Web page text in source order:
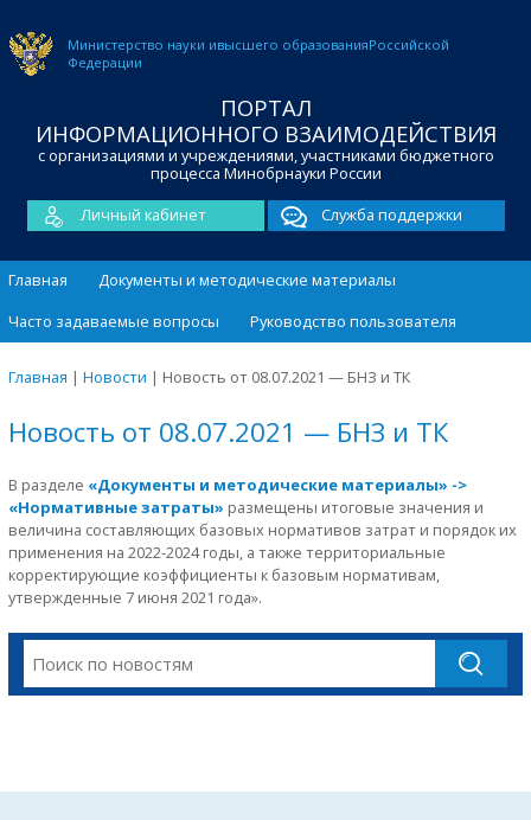
Министерство науки ивысшего образованияРоссийской
Федерации
ПОРТАЛ
ИНФОРМАЦИОННОГО ВЗАИМОДЕЙСТВИЯ
с организациями и учреждениями, участниками бюджетного
процесса Минобрнауки России
Личный кабинет
Служба поддержки
Главная
Документы и методические материалы
Часто задаваемые вопросы
Руководство пользователя
Главная | Новости | Новость от 08.07.2021 — БНЗ и ТК
Новость от 08.07.2021 — БНЗ и ТК
В разделе «Документы и методические материалы» ->
«Нормативные затраты» размещены итоговые значения и
величина составляющих базовых нормативов затрат и порядок их
применения на 2022-2024 годы, а также территориальные
корректирующие коэффициенты к базовым нормативам,
утвержденные 7 июня 2021 года».